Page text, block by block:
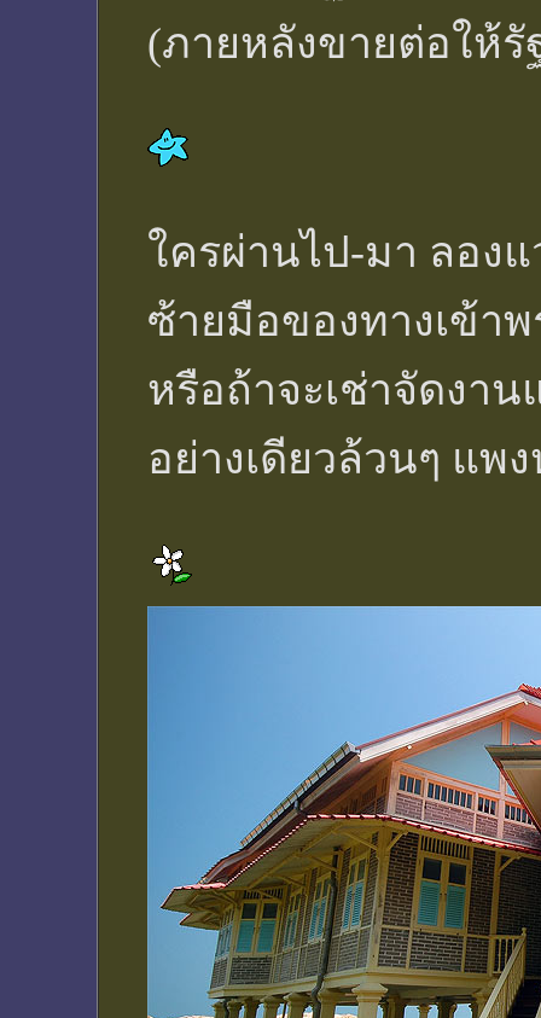
(ภายหลังขายต่อให้รั
ใครผ่านไป-มา ลอง
ซ้ายมือของทางเข้า
หรือถ้าจะเช่าจัดงาน
อย่างเดียวล้วนๆ แพ